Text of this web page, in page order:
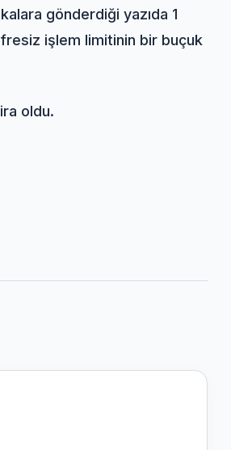
gönderdiği yazıda 1
işlem limitinin bir buçuk
oldu.